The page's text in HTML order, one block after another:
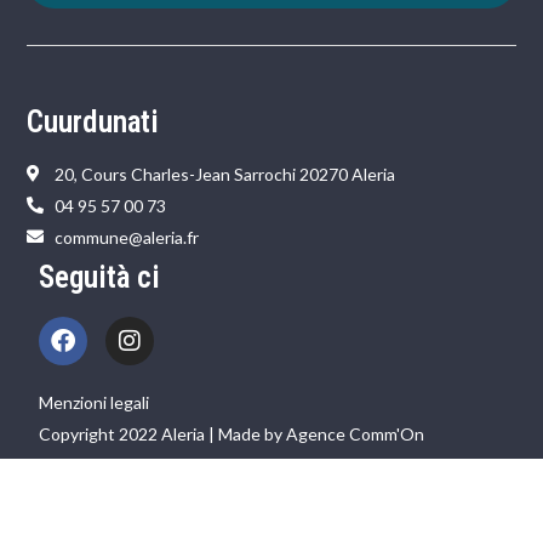
Cuurdunati
20, Cours Charles-Jean Sarrochi 20270 Aleria
04 95 57 00 73
commune@aleria.fr
Seguità ci
Menzioni legali
Copyright 2022 Aleria | Made by Agence Comm'On